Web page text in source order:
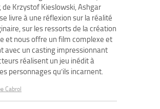
, de Krzystof Kieslowski, Ashgar
livre à une réflexion sur la réalité
sur les ressorts de la création
et nous offre un film complexe et
avec un casting impressionnant
réalisent un jeu inédit à
personnages qu’ils incarnent.
Cabrol